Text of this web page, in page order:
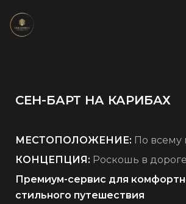
СЕН-БАРТ НА КАРИБАХ
МЕСТОПОЛОЖЕНИЕ: По всему
КОНЦЕПЦИЯ: Роскошь в дороге
Премиум-сервис для
стильного путешествия